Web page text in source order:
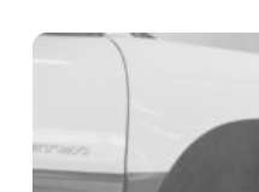
konsumenter en mer